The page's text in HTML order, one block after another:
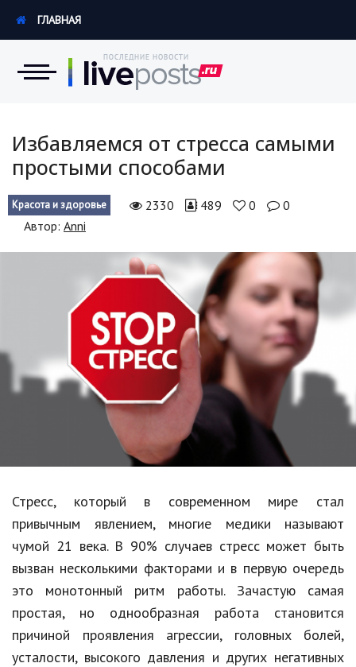
Новости
Экономика
Происшествия
Наука и техника
Образование
Авто, мото
Спорт
Знаменитости
Статьи
Обзоры
Рецепты
ГЛАВНАЯ
Избавляемся от стресса самыми
простыми способами
Красота и здоровье 2330 489 0
0
Автор: Anni
Стресс, который в современном мире стал
привычным явлением, многие медики называют
чумой 21 века. В 90% случаев стресс может быть
вызван несколькими факторами и в первую очередь
это монотонный ритм работы. Зачастую самая
простая, но однообразная работа становится
причиной проявления агрессии, головных болей,
усталости, высокого давления и других негативных